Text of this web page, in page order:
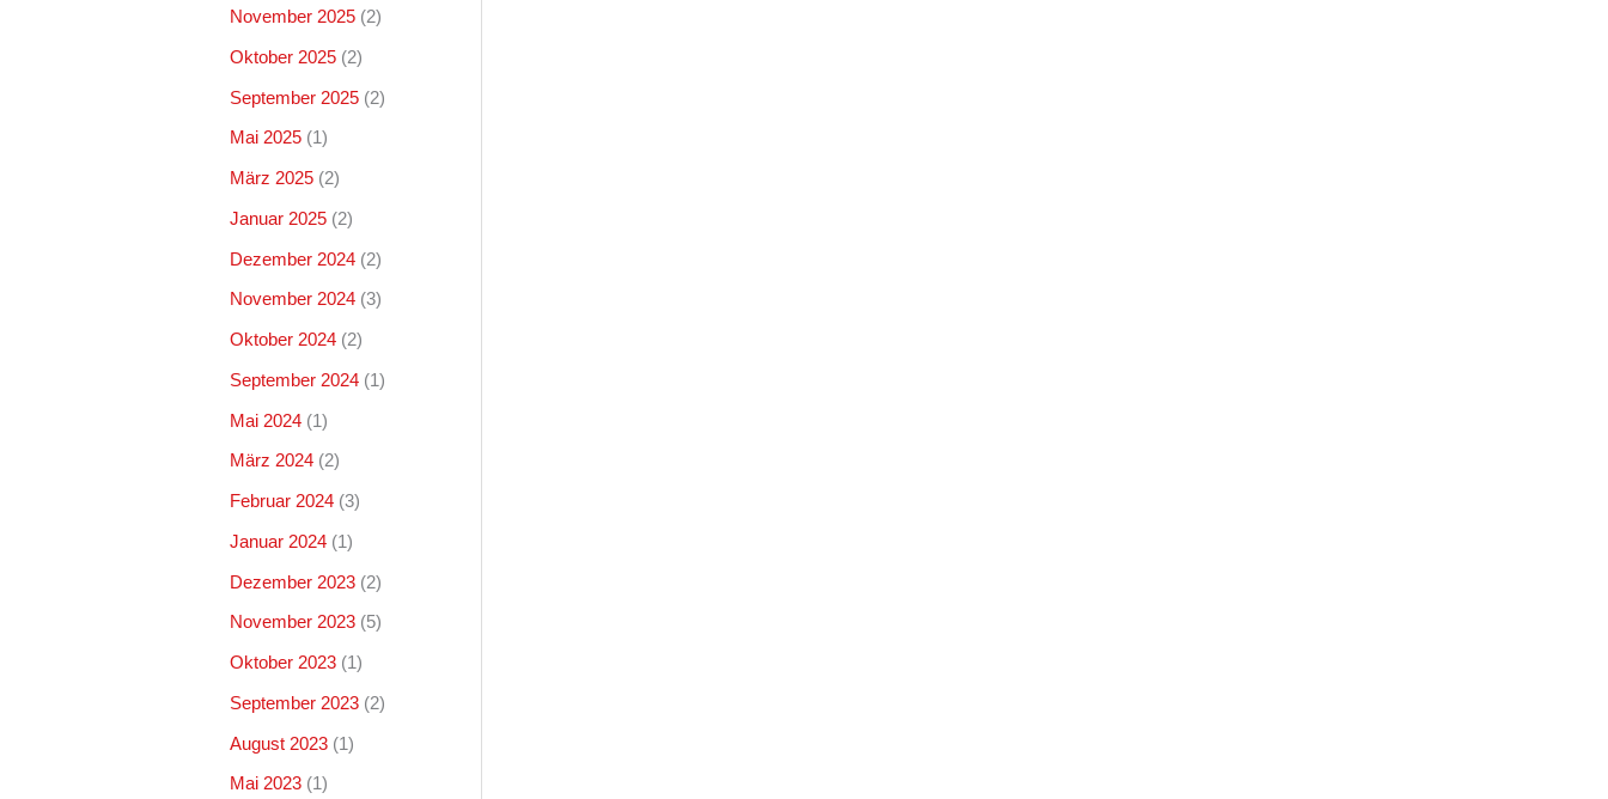
November 2025 (2)
Oktober 2025 (2)
September 2025 (2)
Mai 2025 (1)
März 2025 (2)
Januar 2025 (2)
Dezember 2024 (2)
November 2024 (3)
Oktober 2024 (2)
September 2024 (1)
Mai 2024 (1)
März 2024 (2)
Februar 2024 (3)
Januar 2024 (1)
Dezember 2023 (2)
November 2023 (5)
Oktober 2023 (1)
September 2023 (2)
August 2023 (1)
Mai 2023 (1)